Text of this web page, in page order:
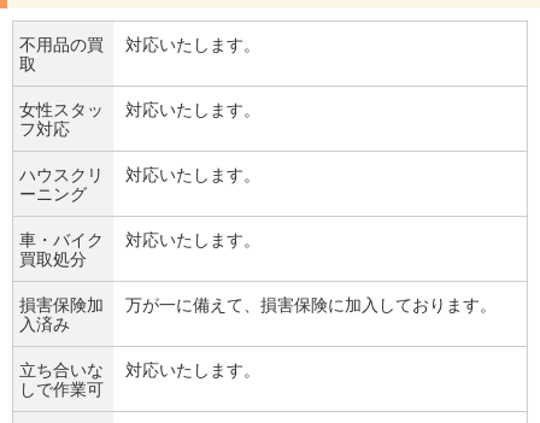
不用品の買
取
対応いたします。
女性スタッ
フ対応
対応いたします。
ハウスクリ
ーニング
対応いたします。
車・バイク
買取処分
対応いたします。
損害保険加
入済み
万が一に備えて、損害保険に加入しております。
立ち合いな
しで作業可
対応いたします。